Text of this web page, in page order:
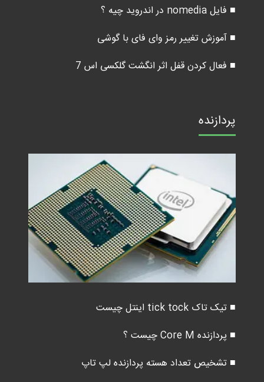
■ فایل nomedia در اندروید چیه ؟
■ آموزش تغییر رمز وای فای با گوشی
■ فعال کردن قفل اثر انگشت گلکسی اس 7
پردازنده
■ تیک تاک tick tock اینتل چیست
■ پردازنده Core M چیست ؟
■ تشخیص تعداد هسته پردازنده لپ تاپ